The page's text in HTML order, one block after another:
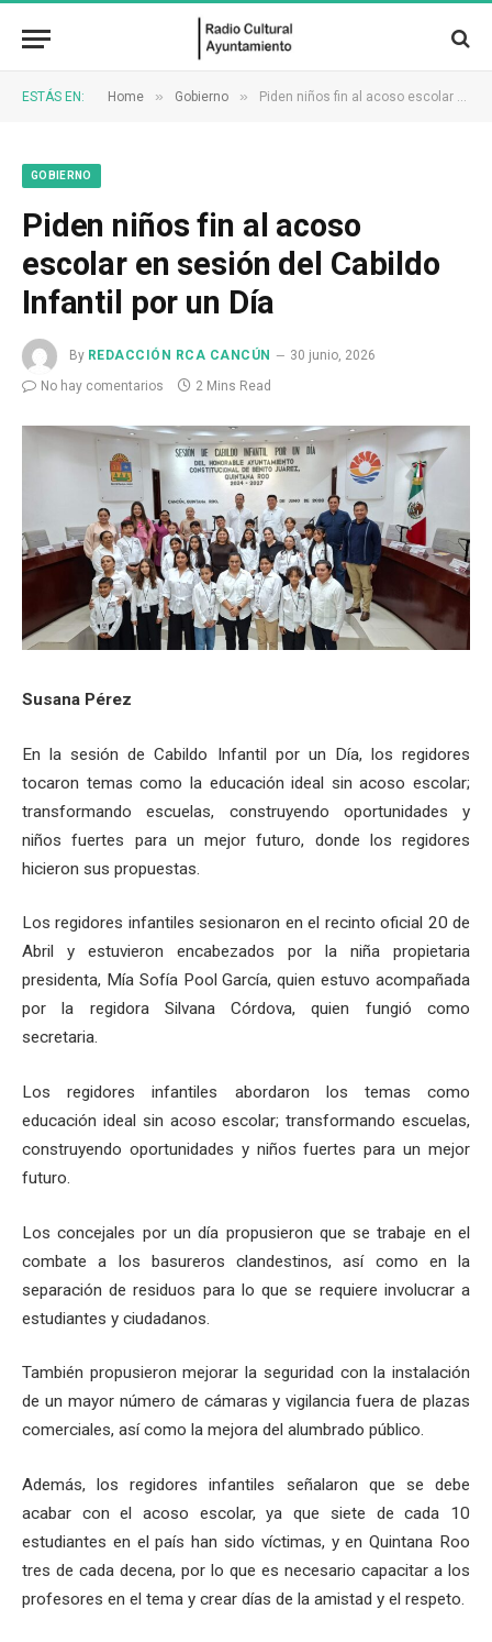
ESTÁS EN: Home » Gobierno » Piden niños fin al acoso escolar en sesión del Cabildo Infantil por un Día
GOBIERNO
Piden niños fin al acoso
escolar en sesión del Cabildo
Infantil por un Día
By REDACCIÓN RCA CANCÚN
30 junio, 2026
No hay comentarios
2 Mins Read
Susana Pérez
En la sesión de Cabildo Infantil por un Día, los regidores
tocaron temas como la educación ideal sin acoso escolar;
transformando escuelas, construyendo oportunidades y
niños fuertes para un mejor futuro, donde los regidores
hicieron sus propuestas.
Los regidores infantiles sesionaron en el recinto oficial 20 de
Abril y estuvieron encabezados por la niña propietaria
presidenta, Mía Sofía Pool García, quien estuvo acompañada
por la regidora Silvana Córdova, quien fungió como
secretaria.
Los regidores infantiles abordaron los temas como
educación ideal sin acoso escolar; transformando escuelas,
construyendo oportunidades y niños fuertes para un mejor
futuro.
Los concejales por un día propusieron que se trabaje en el
combate a los basureros clandestinos, así como en la
separación de residuos para lo que se requiere involucrar a
estudiantes y ciudadanos.
También propusieron mejorar la seguridad con la instalación
de un mayor número de cámaras y vigilancia fuera de plazas
comerciales, así como la mejora del alumbrado público.
Además, los regidores infantiles señalaron que se debe
acabar con el acoso escolar, ya que siete de cada 10
estudiantes en el país han sido víctimas, y en Quintana Roo
tres de cada decena, por lo que es necesario capacitar a los
profesores en el tema y crear días de la amistad y el respeto.